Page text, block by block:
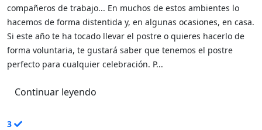
compañeros de trabajo... En muchos de estos ambientes lo
hacemos de forma distentida y, en algunas ocasiones, en casa.
Si este año te ha tocado llevar el postre o quieres hacerlo de
forma voluntaria, te gustará saber que tenemos el postre
perfecto para cualquier celebración. P...
Continuar leyendo
3